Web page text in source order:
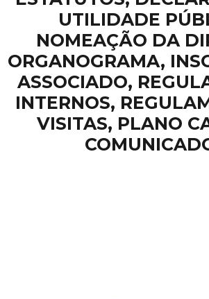
UTILIDADE
NOMEAÇÃO DA
ORGANOGRAMA,
ASSOCIADO,
INTERNOS,
VISITAS, PLANO